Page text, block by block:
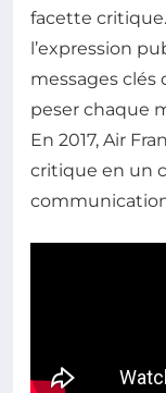
facette
l’expression
messages
peser chaque
En 2017, Air
critique en un